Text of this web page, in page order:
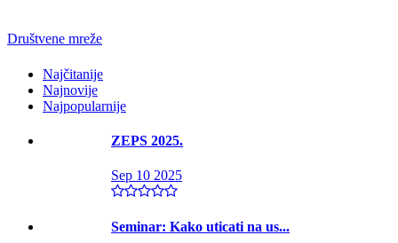
Društvene mreže
Najčitanije
Najnovije
Najpopularnije
ZEPS 2025.
Sep 10 2025
Seminar: Kako uticati na us...